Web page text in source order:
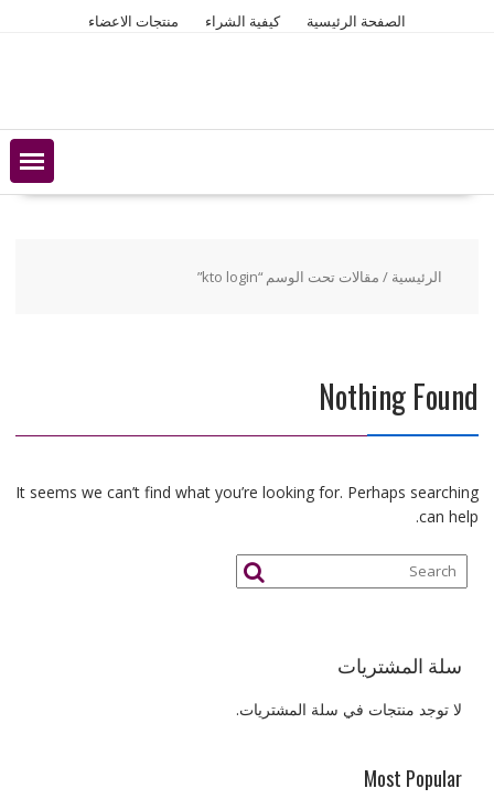
الصفحة الرئيسية كيفية الشراء منتجات الاعضاء
الرئيسية / مقالات تحت الوسم “kto login”
Nothing Found
It seems we can’t find what you’re looking for. Perhaps searching
can help.
سلة المشتريات
لا توجد منتجات في سلة المشتريات.
Most Popular